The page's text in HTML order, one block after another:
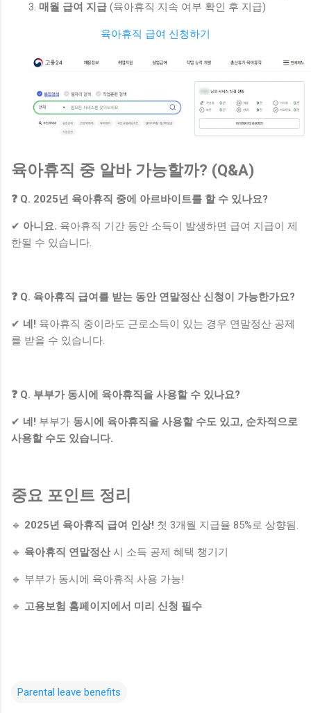
매월 급여 지급 (육아휴직 지속 여부 확인 후 지급)
육아휴직 급여 신청하기
육아휴직 중 알바 가능할까? (Q&A)
❓ Q. 2025년 육아휴직 중에 아르바이트를 할 수 있나요?
✔ 아니요. 육아휴직 기간 동안 소득이 발생하면 급여 지급이 제
한될 수 있습니다.
❓ Q. 육아휴직 급여를 받는 동안 연말정산 신청이 가능한가요?
✔ 네! 육아휴직 중이라도 근로소득이 있는 경우 연말정산 공제
를 받을 수 있습니다.
❓ Q. 부부가 동시에 육아휴직을 사용할 수 있나요?
✔ 네! 부부가 동시에 육아휴직을 사용할 수도 있고, 순차적으로
사용할 수도 있습니다.
중요 포인트 정리
🔹 2025년 육아휴직 급여 인상! 첫 3개월 지급율 85%로 상향됨.
🔹 육아휴직 연말정산시 소득 공제 혜택 챙기기
🔹 부부가 동시에 육아휴직 사용 가능!
🔹 고용보험 홈페이지에서 미리 신청 필수
Parental leave benefits